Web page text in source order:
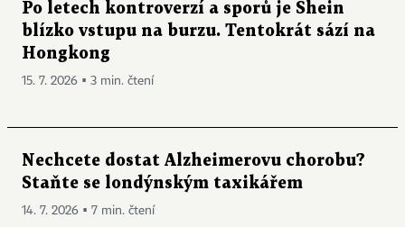
Po letech kontroverzí a sporů je Shein
blízko vstupu na burzu. Tentokrát sází na
Hongkong
15. 7. 2026 ▪ 3 min. čtení
Nechcete dostat Alzheimerovu chorobu?
Staňte se londýnským taxikářem
14. 7. 2026 ▪ 7 min. čtení